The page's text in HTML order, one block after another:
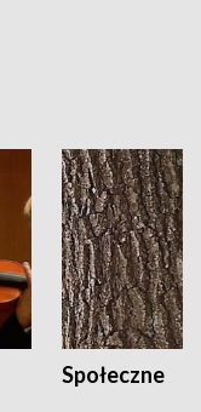
Społeczne